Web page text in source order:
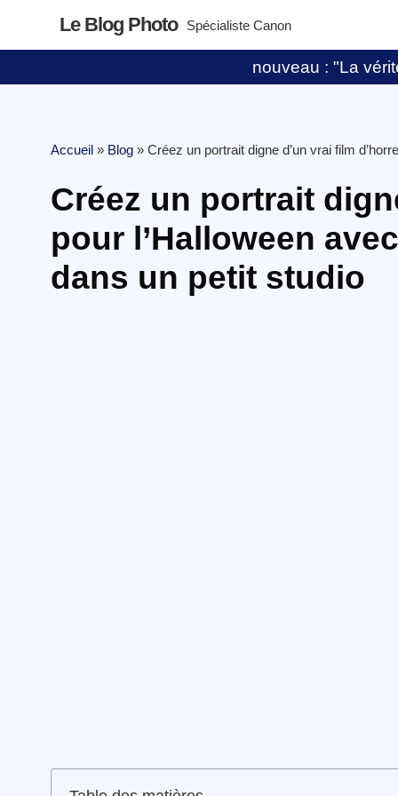
Le Blog Photo Spécialiste Canon
nouveau : "La
Accueil » Blog » Créez un portrait digne d’un vrai film
Créez un portrait
pour l’Halloween
dans un petit studio